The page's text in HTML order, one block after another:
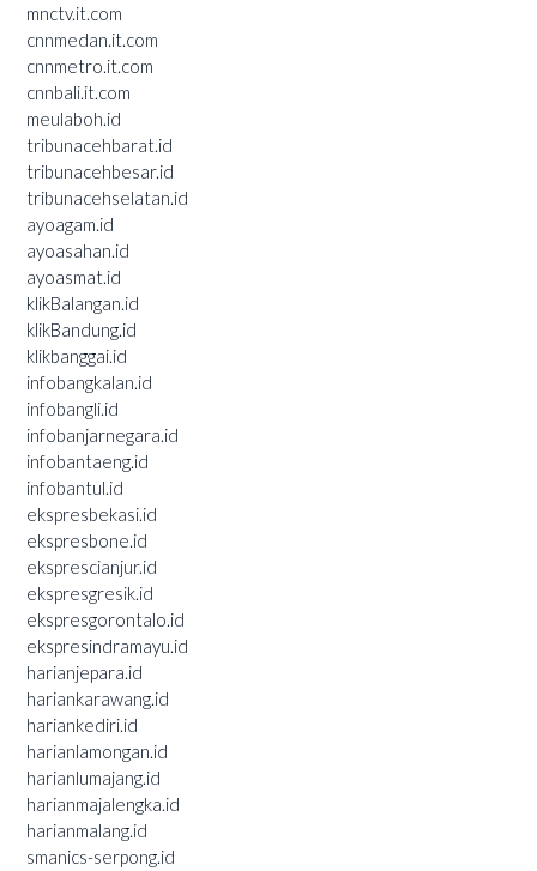
mnctv.it.com
cnnmedan.it.com
cnnmetro.it.com
cnnbali.it.com
meulaboh.id
tribunacehbarat.id
tribunacehbesar.id
tribunacehselatan.id
ayoagam.id
ayoasahan.id
ayoasmat.id
klikBalangan.id
klikBandung.id
klikbanggai.id
infobangkalan.id
infobangli.id
infobanjarnegara.id
infobantaeng.id
infobantul.id
ekspresbekasi.id
ekspresbone.id
eksprescianjur.id
ekspresgresik.id
ekspresgorontalo.id
ekspresindramayu.id
harianjepara.id
hariankarawang.id
hariankediri.id
harianlamongan.id
harianlumajang.id
harianmajalengka.id
harianmalang.id
smanics-serpong.id